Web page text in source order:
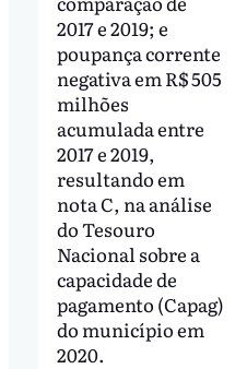
2017 e 2019; e
poupança corrente
negativa em R$ 505
milhões
acumulada entre
2017 e 2019,
resultando em
nota C, na análise
do Tesouro
Nacional sobre a
capacidade de
pagamento (Capag)
do município em
2020.